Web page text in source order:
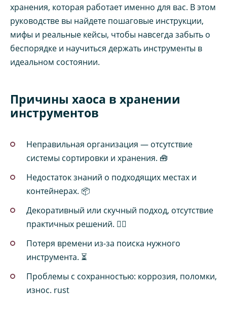
хранения, которая работает именно для вас. В этом
руководстве вы найдете пошаговые инструкции,
мифы и реальные кейсы, чтобы навсегда забыть о
беспорядке и научиться держать инструменты в
идеальном состоянии.
Причины хаоса в хранении
инструментов
Неправильная организация — отсутствие
системы сортировки и хранения. 🧰
Недостаток знаний о подходящих местах и
контейнерах. 📦
Декоративный или скучный подход, отсутствие
практичных решений. 🤹‍♂️
Потеря времени из-за поиска нужного
инструмента. ⏳
Проблемы с сохранностью: коррозия, поломки,
износ. rust